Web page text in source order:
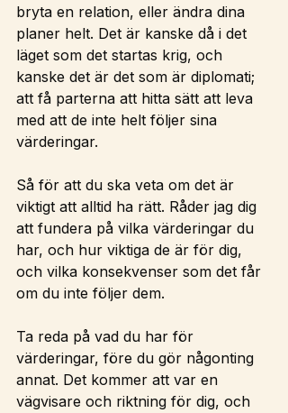
bryta en relation, eller ändra dina
planer helt. Det är kanske då i det
läget som det startas krig, och
kanske det är det som är diplomati;
att få parterna att hitta sätt att leva
med att de inte helt följer sina
värderingar.
Så för att du ska veta om det är
viktigt att alltid ha rätt. Råder jag dig
att fundera på vilka värderingar du
har, och hur viktiga de är för dig,
och vilka konsekvenser som det får
om du inte följer dem.
Ta reda på vad du har för
värderingar, före du gör någonting
annat. Det kommer att var en
vägvisare och riktning för dig, och